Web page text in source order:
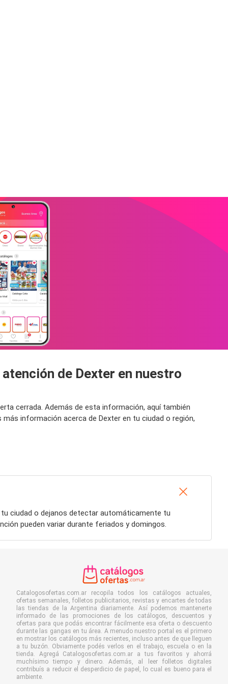
de Dexter en nuestro
cerrada. Además de esta información, aquí también
información acerca de Dexter en tu ciudad o región,
ciudad o dejanos detectar automáticamente tu
pueden variar durante feriados y domingos.
Catalogosofertas.com.ar recopila todos los catálogos actuales,
ofertas semanales, folletos publicitarios, revistas y encartes de todas
las tiendas de la Argentina diariamente. Así podemos mantenerte
informado de las promociones de los catálogos, descuentos y
ofertas para que podás encontrar fácilmente esa oferta o descuento
durante las gangas en tu área. A menudo nuestro portal es el primero
en mostrar los catálogos más recientes, incluso antes de que lleguen
a tu buzón. Obviamente podés verlos en el trabajo, escuela o en la
tienda. Agregá Catalogosofertas.com.ar a tus favoritos y ahorrá
muchísimo tiempo y dinero. Además, al leer folletos digitales
contribuís a reducir el desperdicio de papel, lo cual es bueno para el
ambiente.